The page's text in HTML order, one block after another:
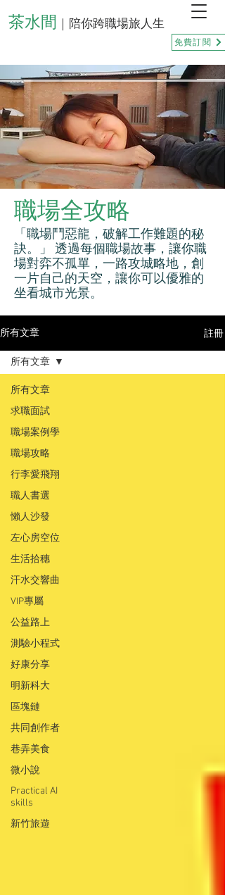
茶水間 ｜陪你跨職場旅人生
免費訂閱
職場全攻略
「職場鬥惡龍，破解工作難題的秘
訣。」 透過每個職場故事，讓你職
場對弈不孤單，一路攻城略地，創
一片自己的天空，讓你可以優雅的
坐看城市光景。
所有文章 註冊
所有文章
求職面試
職場案例學
職場攻略
行李愛飛翔
職人書選
懶人沙發
左心房空位
生活拾穗
汗水交響曲
VIP專屬
公益路上
測驗小程式
好康分享
明新科大
區塊鏈
共同創作者
巷弄美食
微小說
Practical AI
skills
新竹旅遊
所有文章